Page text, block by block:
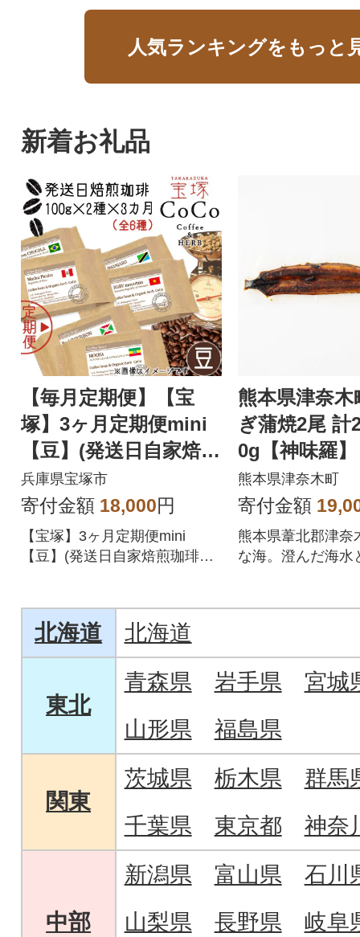
人気ランキングをもっと
新着お礼品
【毎月定期便】【宝
塚】3ヶ月定期便mini
【豆】(発送日自家焙煎
珈琲豆・全6種 計600g)
全3回
兵庫県宝塚市
寄付金額 18,000円
【宝塚】3ヶ月定期便mini
【豆】(発送日自家焙煎珈琲
熊本県津奈
ぎ蒲焼2尾 計
0g【神味羅】
熊本県津奈木町
寄付金額
熊本県葦北郡津奈
な海。澄んだ海水
北海道 北海道
東北
青森県 岩手県
宮城
山形県
福島県
関東
茨城県 栃木県
群馬
千葉県
東京都 神奈
中部
新潟県 富山県
石川
山梨県
長野県
岐阜